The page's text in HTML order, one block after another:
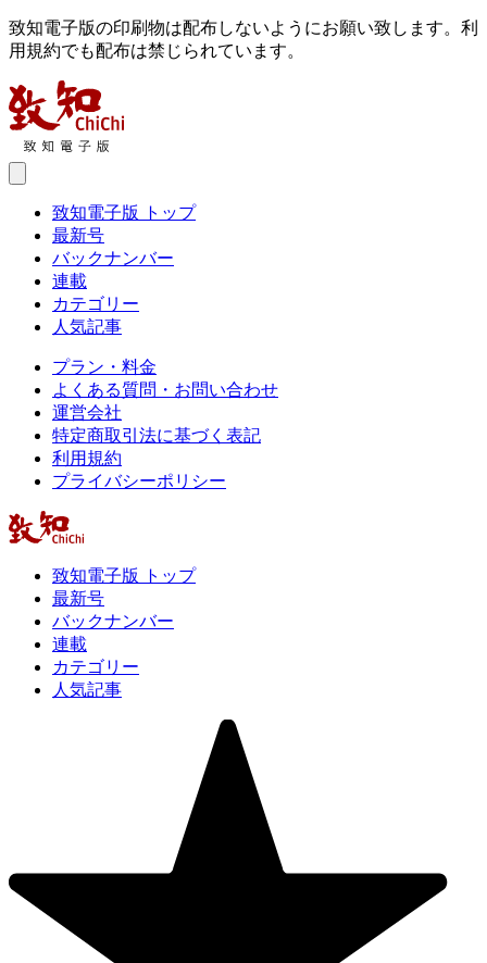
致知電子版の印刷物は配布しないようにお願い致します。利
用規約でも配布は禁じられています。
致知電子版 トップ
最新号
バックナンバー
連載
カテゴリー
人気記事
プラン・料金
よくある質問・お問い合わせ
運営会社
特定商取引法に基づく表記
利用規約
プライバシーポリシー
致知電子版 トップ
最新号
バックナンバー
連載
カテゴリー
人気記事